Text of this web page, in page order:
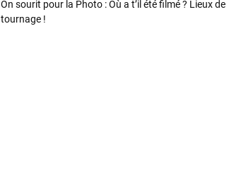
On sourit pour la Photo : Où a t’il été filmé ? Lieux de
tournage !